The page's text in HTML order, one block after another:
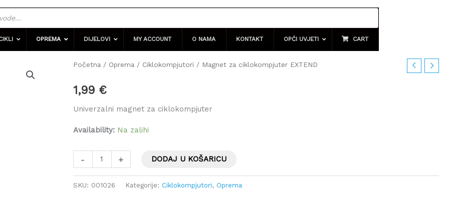
OPREMA DIJELOVI MY ACCOUNT O NAMA KONTAKT OPĆI UVJETI CART
Početna / Oprema / Ciklokompjutori / Magnet za ciklokompjuter EXTEND
1,99 €
Univerzalni magnet za ciklokompjuter
Availability: Na zalihi
-
Magnet
ciklokompjuter
EXTEND
+ DODAJ U KOŠARICU
SKU: 001026 Kategorije: Ciklokompjutori, Oprema